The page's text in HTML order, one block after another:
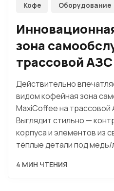
Кофе Оборудование
зона
трассовой
Действительно
видом кофейная зона
MaxiCoffee на
Выглядит стильно —
корпуса и элементов из
тёплые детали под медь/
4 МИН ЧТЕНИЯ